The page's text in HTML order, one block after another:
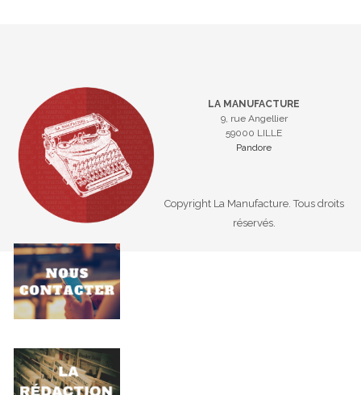
LA MANUFACTURE
9, rue Angellier
59000 LILLE
Pandore
Copyright La Manufacture. Tous droits
réservés.